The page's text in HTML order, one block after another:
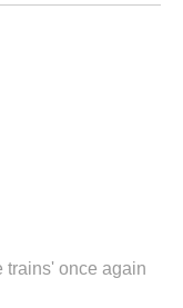
trains' once again